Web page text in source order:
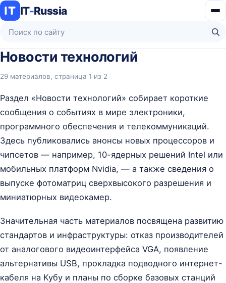
IT-Russia
Поиск по сайту
Новости технологий
29 материалов, страница 1 из 2
Раздел «Новости технологий» собирает короткие
сообщения о событиях в мире электроники,
программного обеспечения и телекоммуникаций.
Здесь публиковались анонсы новых процессоров и
чипсетов — например, 10-ядерных решений Intel или
мобильных платформ Nvidia, — а также сведения о
выпуске фотоматриц сверхвысокого разрешения и
миниатюрных видеокамер.
Значительная часть материалов посвящена развитию
стандартов и инфраструктуры: отказ производителей
от аналогового видеоинтерфейса VGA, появление
альтернативы USB, прокладка подводного интернет-
кабеля на Кубу и планы по сборке базовых станций